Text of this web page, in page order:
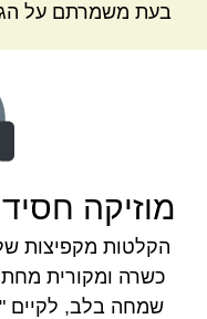
בעת משמרתם על
מוזיקה
הקלטות מקפיצות
כשרה ומקורית
שמחה בלב, לקיים